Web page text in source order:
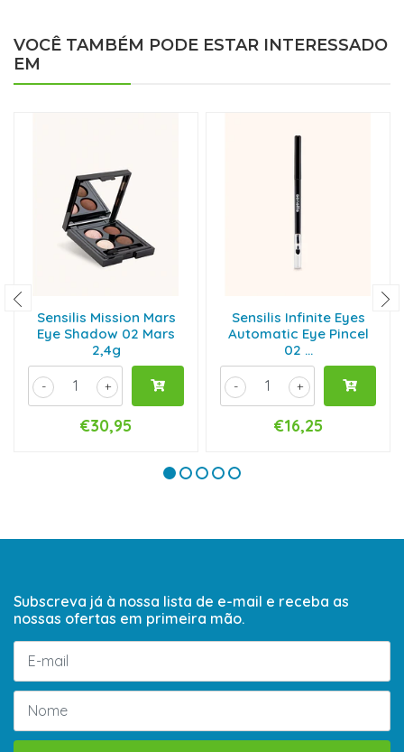
VOCÊ TAMBÉM PODE ESTAR INTERESSADO
EM
Sensilis Mission Mars
Eye Shadow 02 Mars
2,4g
+
-
€30,95
Sensilis Infinite Eyes
Automatic Eye Pincel
02 ...
+
-
€16,25
Subscreva já à nossa lista de e-mail e receba as
nossas ofertas em primeira mão.